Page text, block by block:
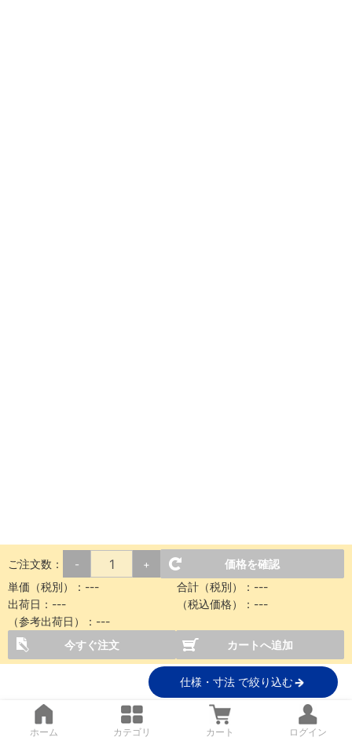
ご注文数： - +
価格を確認
単価（税別）： --- 合計（税別）： ---
出荷日： --- （税込価格）： ---
（参考出荷日）： ---
今すぐ注文
カートへ追加
仕様・寸法 で絞り込む
ホーム カテゴリ カート ログイン